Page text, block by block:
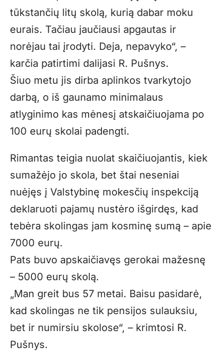
tūkstančių litų skolą, kurią dabar moku
eurais. Tačiau jaučiausi apgautas ir
norėjau tai įrodyti. Deja, nepavyko“, –
karčia patirtimi dalijasi R. Pušnys.
Šiuo metu jis dirba aplinkos tvarkytojo
darbą, o iš gaunamo minimalaus
atlyginimo kas mėnesį atskaičiuojama po
100 eurų skolai padengti.
Rimantas teigia nuolat skaičiuojantis, kiek
sumažėjo jo skola, bet štai neseniai
nuėjęs į Valstybinę mokesčių inspekciją
deklaruoti pajamų nustėro išgirdęs, kad
tebėra skolingas jam kosminę sumą – apie
7000 eurų.
Pats buvo apskaičiavęs gerokai mažesnę
– 5000 eurų skolą.
„Man greit bus 57 metai. Baisu pasidarė,
kad skolingas ne tik pensijos sulauksiu,
bet ir numirsiu skolose“, – krimtosi R.
Pušnys.